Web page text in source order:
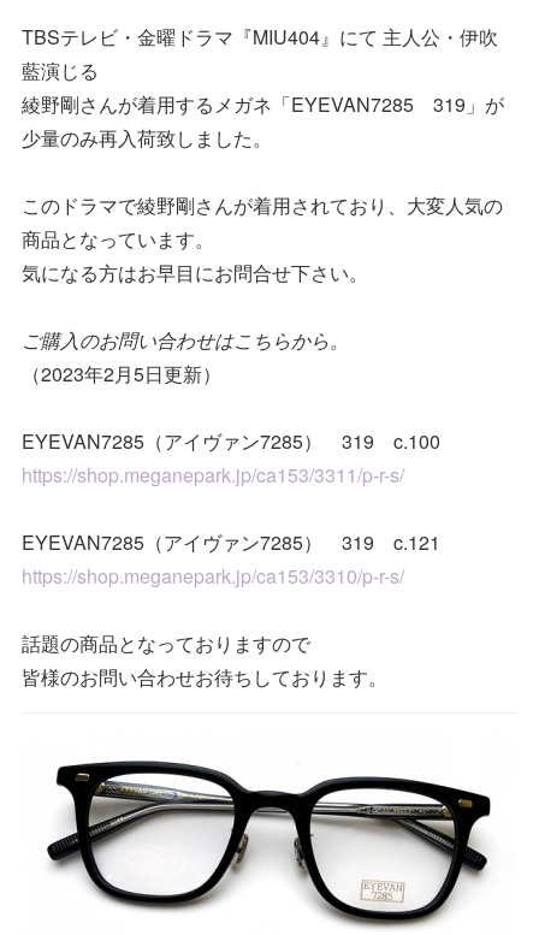
TBSテレビ・金曜ドラマ『MIU404』にて 主人公・伊吹
藍演じる
綾野剛さんが着用するメガネ「EYEVAN7285 319」が
少量のみ再入荷致しました。
このドラマで綾野剛さんが着用されており、大変人気の
商品となっています。
気になる方はお早目にお問合せ下さい。
ご購入のお問い合わせはこちらから。
（2023年2月5日更新）
EYEVAN7285（アイヴァン7285） 319 c.100
https://shop.meganepark.jp/ca153/3311/p-r-s/
EYEVAN7285（アイヴァン7285） 319 c.121
https://shop.meganepark.jp/ca153/3310/p-r-s/
話題の商品となっておりますので
皆様のお問い合わせお待ちしております。